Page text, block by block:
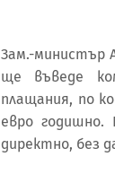
Зам.-министър
ще въведе
плащания, по
евро годишно.
директно, без